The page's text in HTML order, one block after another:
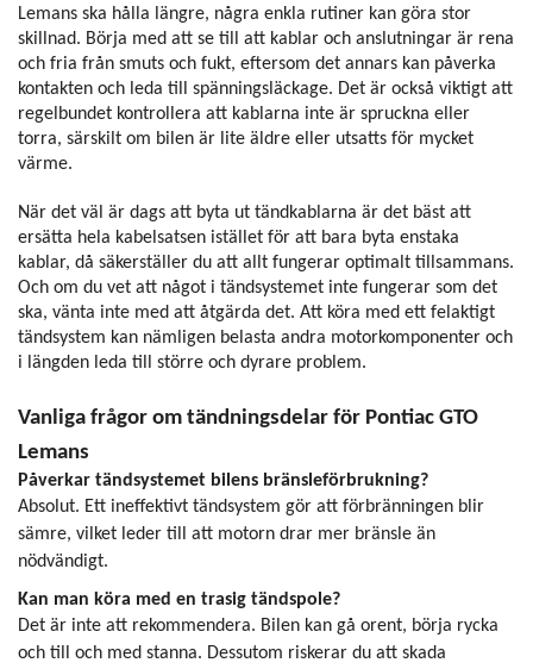
Lemans ska hålla längre, några enkla rutiner kan göra stor
skillnad. Börja med att se till att kablar och anslutningar är rena
och fria från smuts och fukt, eftersom det annars kan påverka
kontakten och leda till spänningsläckage. Det är också viktigt att
regelbundet kontrollera att kablarna inte är spruckna eller
torra, särskilt om bilen är lite äldre eller utsatts för mycket
värme.
När det väl är dags att byta ut tändkablarna är det bäst att
ersätta hela kabelsatsen istället för att bara byta enstaka
kablar, då säkerställer du att allt fungerar optimalt tillsammans.
Och om du vet att något i tändsystemet inte fungerar som det
ska, vänta inte med att åtgärda det. Att köra med ett felaktigt
tändsystem kan nämligen belasta andra motorkomponenter och
i längden leda till större och dyrare problem.
Vanliga frågor om tändningsdelar för Pontiac GTO
Lemans
Påverkar tändsystemet bilens bränsleförbrukning?
Absolut. Ett ineffektivt tändsystem gör att förbränningen blir
sämre, vilket leder till att motorn drar mer bränsle än
nödvändigt.
Kan man köra med en trasig tändspole?
Det är inte att rekommendera. Bilen kan gå orent, börja rycka
och till och med stanna. Dessutom riskerar du att skada